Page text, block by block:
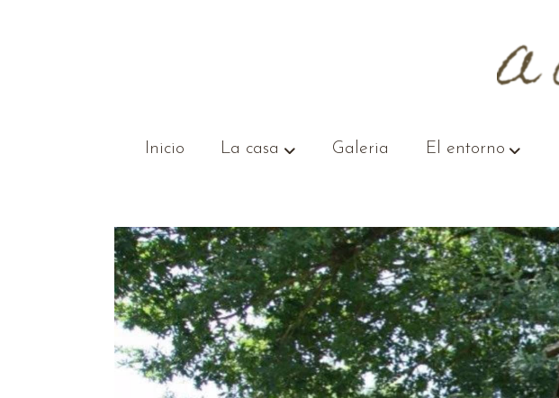
Inicio La casa Galeria El entorno